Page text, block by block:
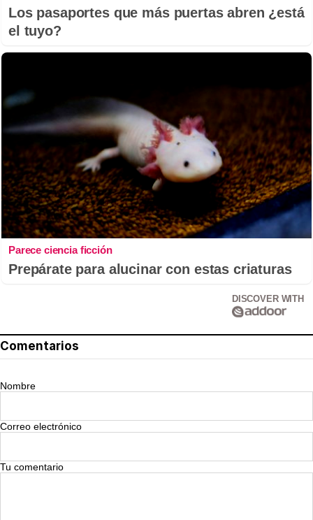
Los pasaportes que más puertas abren ¿está
el tuyo?
Parece ciencia ficción
Prepárate para alucinar con estas criaturas
DISCOVER WITH
Comentarios
Nombre
Correo electrónico
Tu comentario